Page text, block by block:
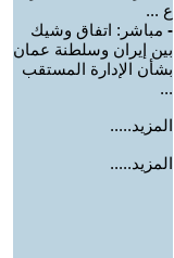
ع ...
- مباشر: اتفاق وشيك
بين إيران وسلطنة عمان
بشأن الإدارة المستقب
...
المزيد.....
المزيد.....